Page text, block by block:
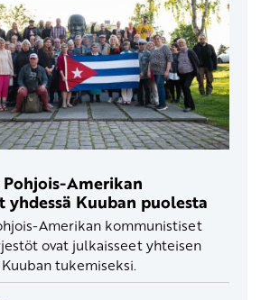
Amerikan
Kuuban puolesta
Amerikan kommunistiset
ovat julkaisseet yhteisen
tukemiseksi.